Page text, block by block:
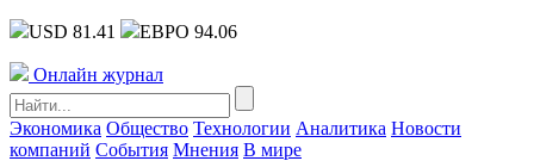
USD 81.41 ЕВРО 94.06
Онлайн журнал
Экономика Общество Технологии Аналитика Новости
компаний События Мнения В мире